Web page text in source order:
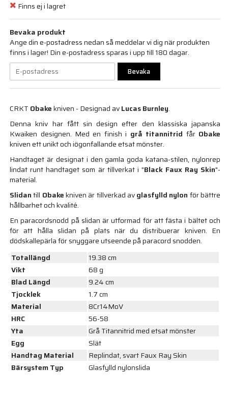
Finns ej i lagret
Bevaka produkt
Ange din e-postadress nedan så meddelar vi dig när produkten
finns i lager! Din e-postadress sparas i upp till 180 dagar.
Bevaka
CRKT Obakekniven - Designad avLucas Burnley.
Denna kniv har fått sin design efter den klassiska japanska
Kwaiken designen. Med en finish i grå titannitrid får Obake
kniven ett unikt och iögonfallande etsat mönster.
Handtaget är designat i den gamla goda katana-stilen, nylonrep
lindat runt handtaget som är tillverkat i "Black Faux Ray Skin"-
material.
Slidantill Obakekniven är tillverkad avglasfylld nylon för bättre
hållbarhet och kvalité.
En paracordsnodd på slidan är utformad för att fästa i bältet och
för att hålla slidan på plats när du distribuerar kniven. En
dödskallepärla för snyggare utseende på paracord snodden.
Totallängd
19.38 cm
Vikt
68 g
Blad Längd
9.24 cm
Tjocklek
1.7 cm
Material
8Cr14MoV
HRC
56-58
Yta
Grå Titannitrid med etsat mönster
Egg
Slät
Handtag Material
Replindat, svart Faux Ray Skin
Bärsystem Typ
Glasfylld nylonslida